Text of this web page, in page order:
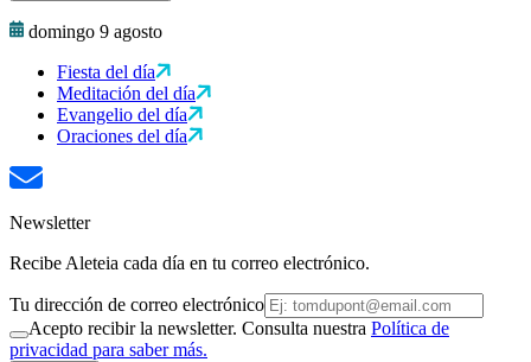
domingo 9 agosto
Fiesta del día
Meditación del día
Evangelio del día
Oraciones del día
Newsletter
Recibe Aleteia cada día en tu correo electrónico.
Tu dirección de correo electrónico
Acepto recibir la newsletter. Consulta nuestra Política de
privacidad para saber más.